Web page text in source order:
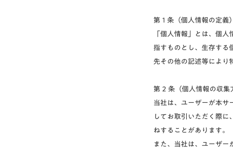
第 1 条（個人情報の定義）
「個人情報」とは、個
指すものとし、生存す
先その他の記述等により
第 2 条（個人情報の収集
当社は、ユーザーが本
してお取引いただく際
ねすることがあります。
また、当社は、ユーザ